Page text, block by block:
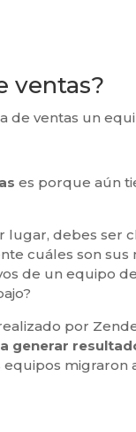
ventas?
de ventas un
es porque aún
debes ser
cuáles son
de un equipo
por
generar